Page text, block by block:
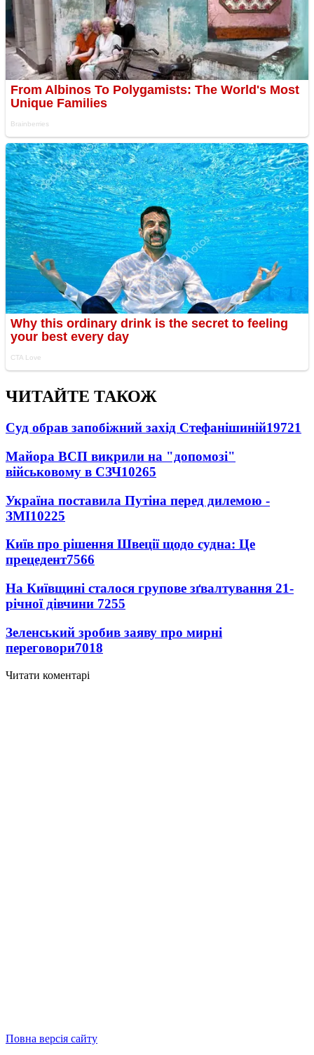
ЧИТАЙТЕ ТАКОЖ
Суд обрав запобіжний захід Стефанішиній19721
Майора ВСП викрили на "допомозі"
військовому в СЗЧ10265
Україна поставила Путіна перед дилемою -
ЗМІ10225
Київ про рішення Швеції щодо судна: Це
прецедент7566
На Київщині сталося групове зґвалтування 21-
річної дівчини 7255
Зеленський зробив заяву про мирні
переговори7018
Читати коментарі
Повна версія сайту